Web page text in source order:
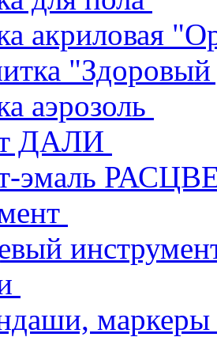
акриловая
аэрозоль
ДАЛИ
эмаль
маркеры